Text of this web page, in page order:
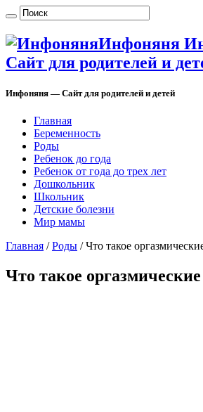
Инфоняня
Сайт для родителей и
Инфоняня — Сайт для родителей и детей
Главная
Беременность
Роды
Ребенок до года
Ребенок от года до трех лет
Дошкольник
Школьник
Детские болезни
Мир мамы
Главная / Роды / Что такое
Что такое